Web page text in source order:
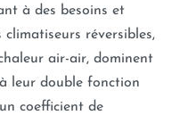
à des besoins et
réversibles,
air-air, dominent
leur double fonction
coefficient de